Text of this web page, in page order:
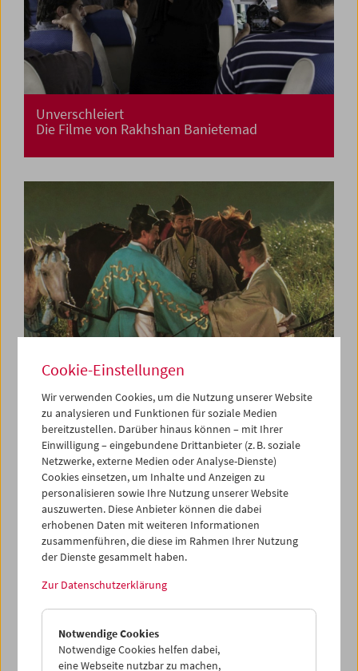
Unverschleiert
Die Filme von Rakhshan Banietemad
Collection on Screen: Kurosawa Akira
Cookie-Einstellungen
Wir verwenden Cookies, um die Nutzung unserer Website
zu analysieren und Funktionen für soziale Medien
bereitzustellen. Darüber hinaus können – mit Ihrer
Einwilligung – eingebundene Drittanbieter (z. B. soziale
Netzwerke, externe Medien oder Analyse-Dienste)
Cookies einsetzen, um Inhalte und Anzeigen zu
personalisieren sowie Ihre Nutzung unserer Website
auszuwerten. Diese Anbieter können die dabei
erhobenen Daten mit weiteren Informationen
zusammenführen, die diese im Rahmen Ihrer Nutzung
der Dienste gesammelt haben.
Zur Datenschutzerklärung
Notwendige Cookies
Notwendige Cookies helfen dabei,
eine Webseite nutzbar zu machen,